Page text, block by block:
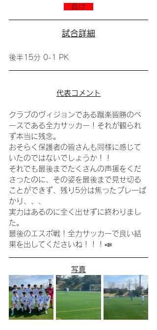
負け
試合詳細
後半15分 0-1 PK
代表コメント
クラブのヴィジョンである蹴楽皆勝のベ
ースである全力サッカー！それが観られ
ず本当に残念。
おそらく保護者の皆さんも同様に感じて
いたのではないでしょうか！！
それでも最後までたくさんの声援をくだ
さったのに、その姿を最後まで見せ切る
ことができず、残り5分は焦ったプレーば
かり、、、
実力はあるのに全く出せずに終わりまし
た。
最後のエスポ戦！全力サッカーで良い結
果を出してくださいね！！！📣
写真